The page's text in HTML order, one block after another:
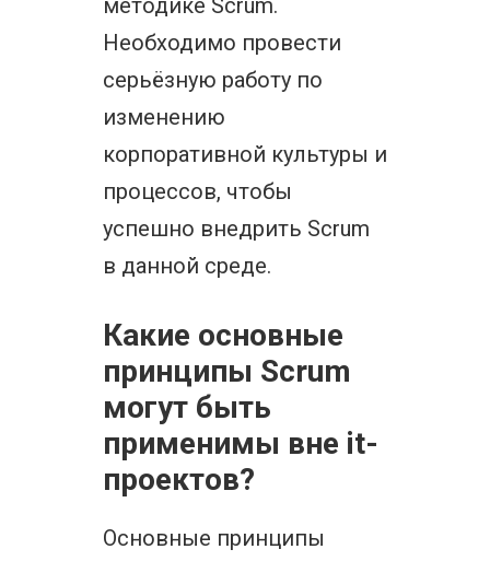
методике Scrum.
Необходимо провести
серьёзную работу по
изменению
корпоративной культуры и
процессов, чтобы
успешно внедрить Scrum
в данной среде.
Какие основные
принципы Scrum
могут быть
применимы вне it-
проектов?
Основные принципы